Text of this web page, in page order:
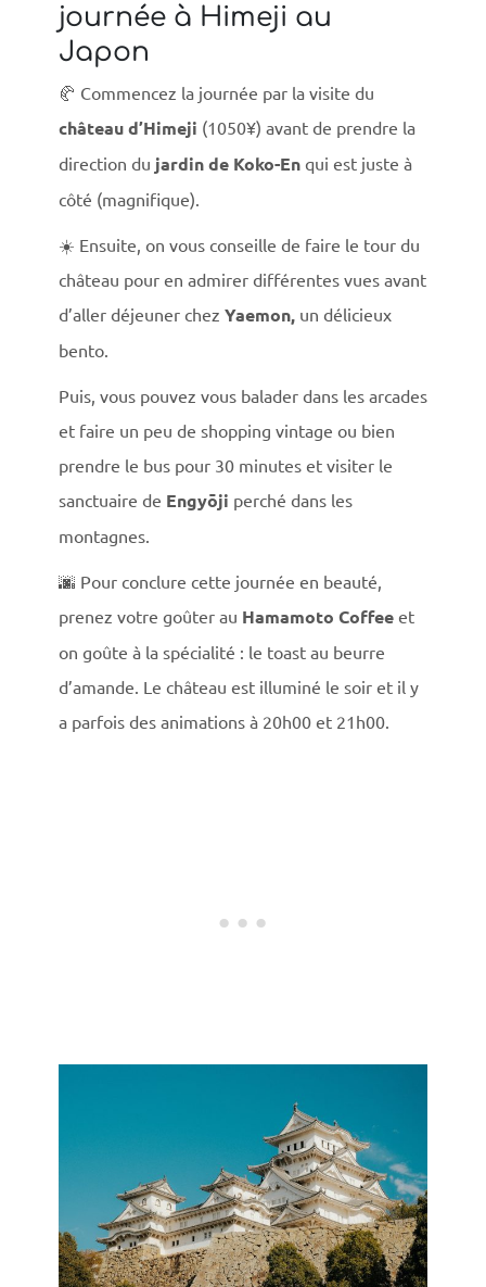
journée à Himeji au
Japon
🥐 Commencez la journée par la visite du
château d’Himeji (1050¥) avant de prendre la
direction du jardin de Koko-Enqui est juste à
côté (magnifique).
☀️ Ensuite, on vous conseille de faire le tour du
château pour en admirer différentes vues avant
d’aller déjeuner chez Yaemon, un délicieux
bento.
Puis, vous pouvez vous balader dans les arcades
et faire un peu de shopping vintage ou bien
prendre le bus pour 30 minutes et visiter le
sanctuaire de Engyōji perché dans les
montagnes.
🌆 Pour conclure cette journée en beauté,
prenez votre goûter au Hamamoto Coffeeet
on goûte à la spécialité : le toast au beurre
d’amande. Le château est illuminé le soir et il y
a parfois des animations à 20h00 et 21h00.